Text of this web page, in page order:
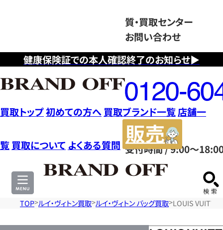
健康保険証での本人確認終了のお知らせ▶
質・買取センター
お問い合わせ
フ
リ
ー
ダ
イ
ヤ
ル
0120604117
受付時間 / 9:00～
買取トップ初めての方へ 買取ブランド一覧店舗一
覧 買取について よくある質問
サ
TOP ルイ・ヴィトン買取 ルイ・ヴィトン バッグ買取 LOUIS